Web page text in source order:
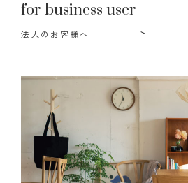
for business user
法人のお客様へ